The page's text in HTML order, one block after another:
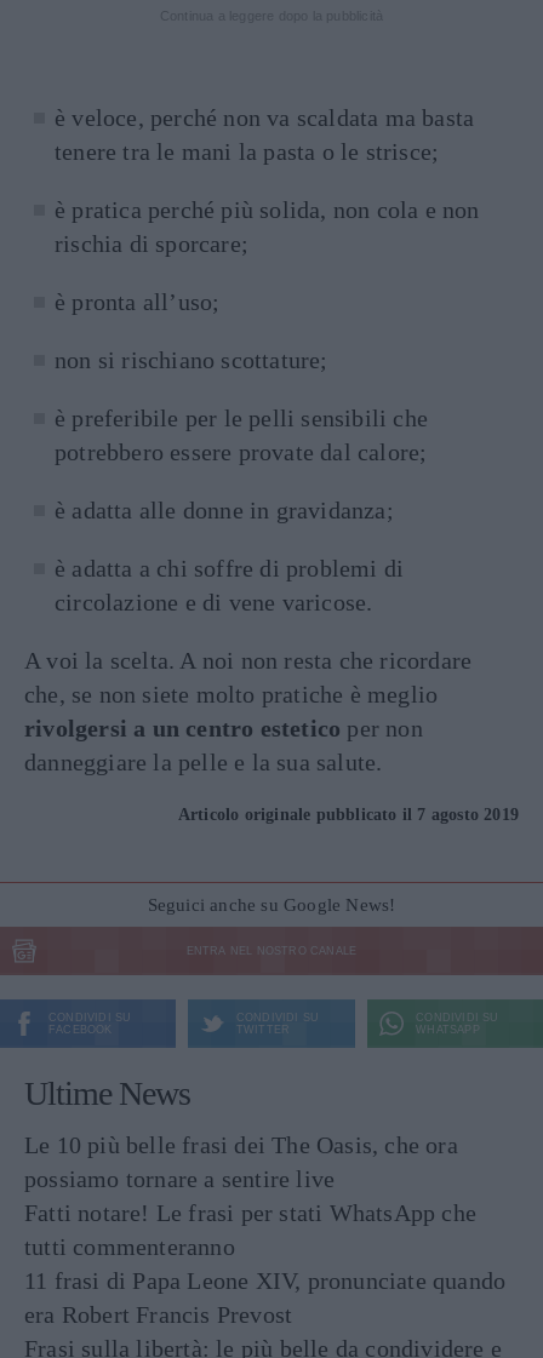
è veloce, perché non va scaldata ma basta
tenere tra le mani la pasta o le strisce;
è pratica perché più solida, non cola e non
rischia di sporcare;
è pronta all’uso;
non si rischiano scottature;
è preferibile per le pelli sensibili che
potrebbero essere provate dal calore;
è adatta alle donne in gravidanza;
è adatta a chi soffre di problemi di
circolazione e di vene varicose.
A voi la scelta. A noi non resta che ricordare
che, se non siete molto pratiche è meglio
rivolgersi a un centro estetico per non
danneggiare la pelle e la sua salute.
Articolo originale pubblicato il 7 agosto 2019
Seguici anche su Google News!
ENTRA NEL NOSTRO CANALE
CONDIVIDI SU
FACEBOOK
CONDIVIDI SU
TWITTER
CONDIVIDI SU
WHATSAPP
Ultime News
Le 10 più belle frasi dei The Oasis, che ora
possiamo tornare a sentire live
Fatti notare! Le frasi per stati WhatsApp che
tutti commenteranno
11 frasi di Papa Leone XIV, pronunciate quando
era Robert Francis Prevost
Frasi sulla libertà: le più belle da condividere e